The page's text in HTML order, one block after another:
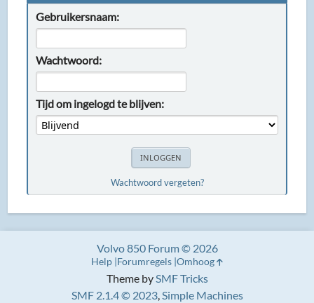
Gebruikersnaam:
Wachtwoord:
Tijd om ingelogd te blijven:
Wachtwoord vergeten?
Theme bySMF Tricks
SMF 2.1.4 © 2023,Simple Machines
Volvo 850 Forum © 2026
Help Forumregels Omhoog